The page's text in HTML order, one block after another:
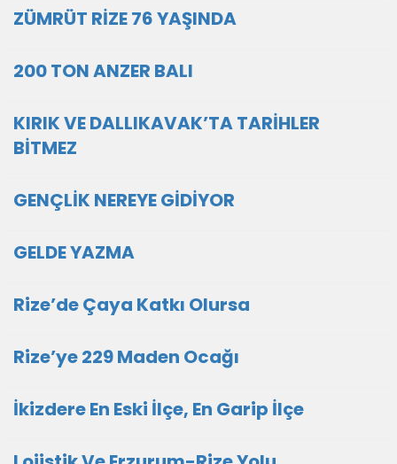
ZÜMRÜT RİZE 76 YAŞINDA
200 TON ANZER BALI
KIRIK VE DALLIKAVAK’TA TARİHLER
BİTMEZ
GENÇLİK NEREYE GİDİYOR
GELDE YAZMA
Rize’de Çaya Katkı Olursa
Rize’ye 229 Maden Ocağı
İkizdere En Eski İlçe, En Garip İlçe